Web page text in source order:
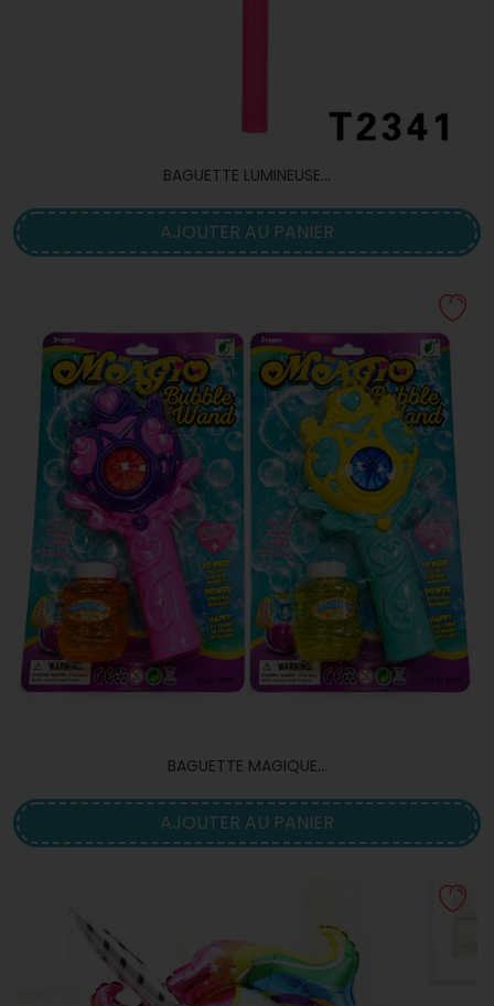
BAGUETTE LUMINEUSE...
AJOUTER AU PANIER
BAGUETTE MAGIQUE...
AJOUTER AU PANIER